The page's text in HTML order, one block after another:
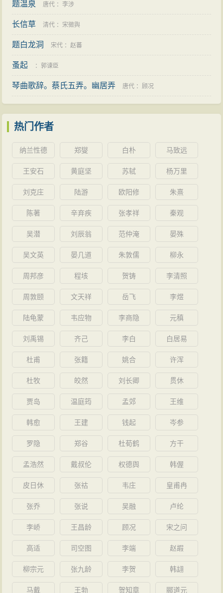
气势非凡，全面地阐述了 深刻的政治思想和高瞻远瞩的
治国方略，鲜明地体现了汉初知识分子在大一统封建帝
国创始时期积极用世的人生态度和昂扬向上的精神风
除此之外，贾谊《新书》中还有一些杂论文章，语
（参见贾谊的作品词条《吊屈原赋》、《鵩鸟赋》
等）
骚》体的骚体赋，一种是汉代新创的散体大赋，它日益
发展，成为汉赋的主体。贾谊赋在赋史上具有“振其绪”之
赋的代表作，“辞清而理哀”（刘勰），是以骚体写成的抒
怀之作，也是汉人最早的吊屈之作，开汉代辞赋家追怀
时此赋以整齐的四言句为主，有散文化的倾向，体现着
向汉大赋的过渡（马积高《赋史》）。
题温泉 唐代 ：李涉
长信草 清代 ：宋徵舆
题白龙洞 宋代 ：赵蕃
蚤起 ：郭谏臣
琴曲歌辞。蔡氏五弄。幽居弄 唐代 ：顾况
热门作者
纳兰性德 郑燮 白朴 马致远
王安石 黄庭坚 苏轼 杨万里
刘克庄 陆游 欧阳修 朱熹
陈著 辛弃疾 张孝祥 秦观
吴潜 刘辰翁 范仲淹 晏殊
吴文英 晏几道 朱敦儒 柳永
周邦彦 程垓 贺铸 李清照
周敦颐 文天祥 岳飞 李煜
陆龟蒙 韦应物 李商隐 元稹
刘禹锡 齐己 李白 白居易
杜甫 张籍 姚合 许浑
杜牧 皎然 刘长卿 贯休
贾岛 温庭筠 孟郊 王维
韩愈 王建 钱起 岑参
罗隐 郑谷 杜荀鹤 方干
孟浩然 戴叔伦 权德舆 韩偓
皮日休 张祜 韦庄 皇甫冉
张乔 张说 吴融 卢纶
李峤 王昌龄 顾况 宋之问
高适 司空图 李端 赵嘏
柳宗元 张九龄 李贺 韩翃
马戴 王勃 贺知章 郦道元